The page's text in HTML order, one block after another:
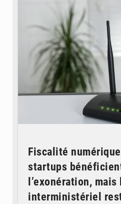
Fiscalité
startups
l’exonération, mais
interministériel